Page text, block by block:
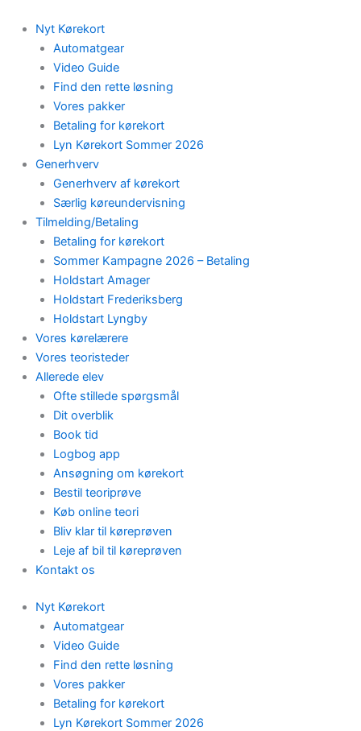
content
Nyt Kørekort
Automatgear
Video Guide
Find den rette løsning
Vores pakker
Betaling for kørekort
Lyn Kørekort Sommer 2026
Generhverv
Generhverv af kørekort
Særlig køreundervisning
Tilmelding/Betaling
Betaling for kørekort
Sommer Kampagne 2026 – Betaling
Holdstart Amager
Holdstart Frederiksberg
Holdstart Lyngby
Vores kørelærere
Vores teoristeder
Allerede elev
Ofte stillede spørgsmål
Dit overblik
Book tid
Logbog app
Ansøgning om kørekort
Bestil teoriprøve
Køb online teori
Bliv klar til køreprøven
Leje af bil til køreprøven
Kontakt os
Nyt Kørekort
Automatgear
Video Guide
Find den rette løsning
Vores pakker
Betaling for kørekort
Lyn Kørekort Sommer 2026